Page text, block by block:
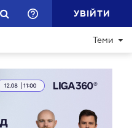
УВІЙТИ
Теми